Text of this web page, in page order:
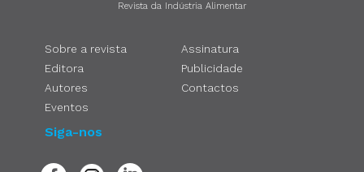
Revista da Indústria Alimentar
Sobre a revista
Editora
Autores
Eventos
Assinatura
Publicidade
Contactos
Siga-nos